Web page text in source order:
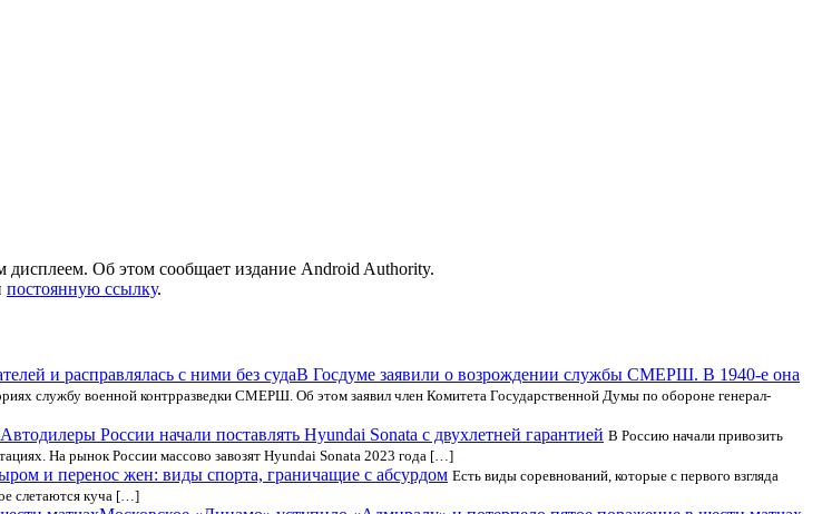
дисплеем. Об этом сообщает издание Android Authority.
постоянную ссылку.
В Госдуме заявили о возрождении службы СМЕРШ. В 1940-е она
службу военной контрразведки СМЕРШ. Об этом заявил член Комитета Государственной Думы по обороне генерал-
Автодилеры России начали поставлять Hyundai Sonata с двухлетней гарантией В Россию начали привозить
На рынок России массово завозят Hyundai Sonata 2023 года […]
и перенос жен: виды спорта, граничащие с абсурдом Есть виды соревнований, которые с первого взгляда
слетаются куча […]